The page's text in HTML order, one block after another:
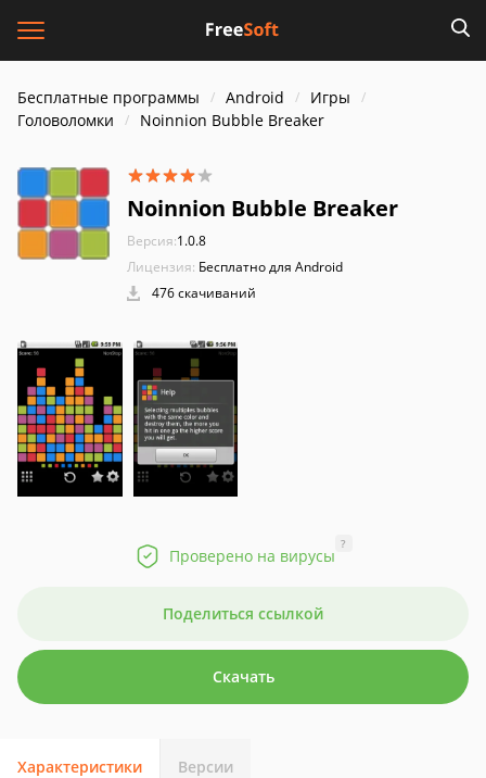
Бесплатные программы Android
Игры
Головоломки
Noinnion Bubble Breaker
Noinnion Bubble Breaker
Версия:1.0.8
Лицензия: Бесплатно для Android
476 скачиваний
Проверено на вирусы
?
Поделиться ссылкой
Скачать
Характеристики Версии